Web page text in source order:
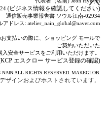
(ビジネス情報を確認してください)
通信販売事業報告書 ソウル江南-02934
アドレス: atelier_nain_global@naver.com
支払いの際に、ショッピング モールで
ご契約いただいた
入安全サービスをご利用いただけます。
エスクロー サービス登録の確認)
NAIN ALL RIGHTS RESERVED.MAKEGLOB.
ザインおよびホストされています。